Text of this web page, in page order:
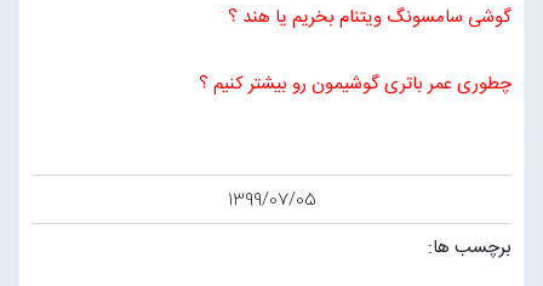
گوشی سامسونگ ویتنام بخریم یا هند ؟
چطوری عمر باتری گوشیمون رو بیشتر کنیم ؟
1399/07/05
برچسب ها: